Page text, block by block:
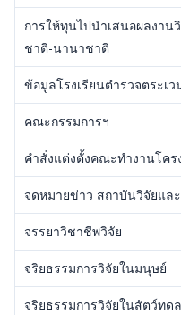
การให้ทุนไปนำเสนอผลงาน
ชาติ-นานาชาติ
ข้อมูลโรงเรียนตำรวจตระเ
คณะกรรมการฯ
คำสั่งแต่งตั้งคณะทำงานโคร
จดหมายข่าว สถาบันวิจัยแล
จรรยาวิชาชีพวิจัย
จริยธรรมการวิจัยในมนุษย์
จริยธรรมการวิจัยในสัตว์ทด